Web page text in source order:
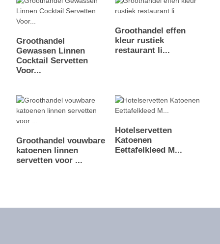
Groothandel
Gewassen Linnen
Cocktail Servetten
Voor...
Groothandel effen
kleur rustiek
restaurant li...
Groothandel vouwbare
katoenen linnen
servetten voor ...
Hotelservetten
Katoenen
Eettafelkleed M...